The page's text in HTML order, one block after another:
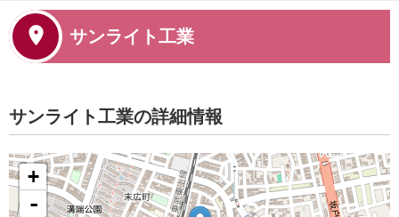
サンライト工業
サンライト工業の詳細情報
+
-